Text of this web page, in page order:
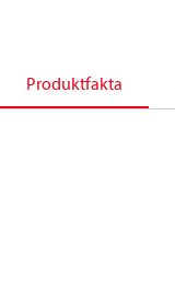
Produktfakta